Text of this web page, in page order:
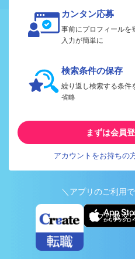
カンタン応募
事前にプロフィールを
入力が簡単に
検索条件の保存
繰り返し検索する条件
省略
まずは会員
アカウントをお持ちの
＼アプリのご利用
アプリ版ダ